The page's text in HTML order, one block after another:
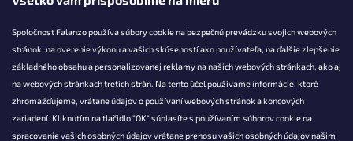
Spoločnosť Falanzo používa súbory cookie na bezpečnú prevádzku svojich webových
stránok, na overenie výkonu a vašich skúseností ako používateľa, na ďalšie zlepšenie
základného obsahu a personalizovanej reklamy na našich webových stránkach, ako aj
na webových stránkach tretích strán. Na tento účel používame informácie, ktoré
zhromažďujeme, vrátane údajov o používaní webových stránok a koncových
zariadení. Kliknutím na tlačidlo "OK" súhlasíte s používaním súborov cookie na
spracovanie vašich osobných údajov vrátane prenosu vašich osobných údajov našim
KONTAKT
info@falanzo.sk
Falanzo.sk